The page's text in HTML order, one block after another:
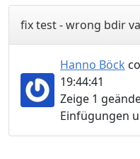
fix test - wrong bdir
Hanno Böck
19:44:41
Zeige 1
Einfügungen